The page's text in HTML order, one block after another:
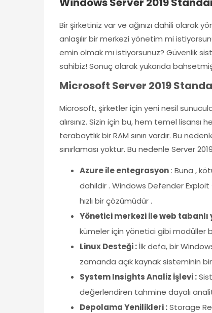
Bir şirketiniz var ve ağınızı dahili olarak
anlaşılır bir merkezi yönetim mi
emin olmak mı istiyorsunuz? Güvenlik
sahibiz! Sonuç olarak yukarıda
Microsoft Server 2019
Microsoft, şirketler için yeni nesil
alırsınız. Sizin için bu, hem temel
terabaytlık bir RAM sınırı vardır. Bu
sınırlaması yoktur. Bu nedenle Server
Azure ile entegrasyon: Buna ,
dahildir . Windows Defender
hızlı bir çözümüdür .
Yönetici merkezi ile web tabanlı
kümeler için yönetici gibi modüller
Linux Desteği :İlk defa, bir
zamanda açık kaynak sisteminin
System Insights Analiz İşlevi :
değerlendiren tahmine dayalı
Depolama Yenilikleri :Storage